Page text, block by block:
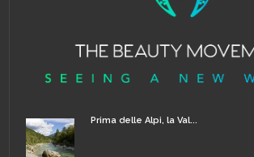
Prima delle Alpi, la Val...